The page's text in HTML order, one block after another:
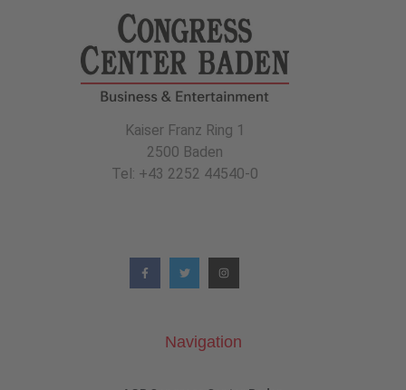
Kaiser Franz Ring 1
2500 Baden
Tel: +43 2252 44540-0
Navigation